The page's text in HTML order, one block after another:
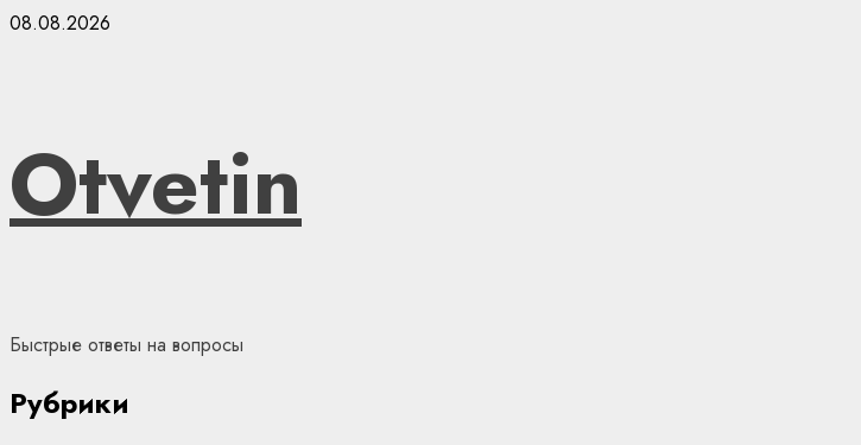
Skip
08.08.2026
Otvetin
Быстрые ответы на вопросы
Рубрики